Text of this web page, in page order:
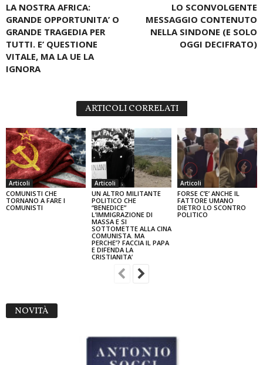
LA NOSTRA AFRICA:
GRANDE OPPORTUNITA’ O
GRANDE TRAGEDIA PER
TUTTI. E’ QUESTIONE
VITALE, MA LA UE LA
IGNORA
LO SCONVOLGENTE
MESSAGGIO CONTENUTO
NELLA SINDONE (E SOLO
OGGI DECIFRATO)
ARTICOLI CORRELATI
Articoli
COMUNISTI CHE
TORNANO A FARE I
COMUNISTI
Articoli
UN ALTRO MILITANTE
POLITICO CHE
“BENEDICE”
L’IMMIGRAZIONE DI
MASSA E SI
SOTTOMETTE ALLA CINA
COMUNISTA. MA
PERCHE’? FACCIA IL PAPA
E DIFENDA LA
CRISTIANITA’
Articoli
FORSE C’E’ ANCHE IL
FATTORE UMANO
DIETRO LO SCONTRO
POLITICO
NOVITÀ